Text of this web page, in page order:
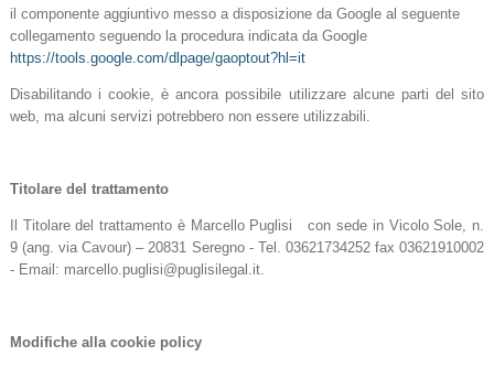
il componente aggiuntivo messo a disposizione da Google al seguente
collegamento seguendo la procedura indicata da Google
https://tools.google.com/dlpage/gaoptout?hl=it
Disabilitando i cookie, è ancora possibile utilizzare alcune parti del sito
web, ma alcuni servizi potrebbero non essere utilizzabili.
Titolare del trattamento
Il Titolare del trattamento è Marcello Puglisi con sede in Vicolo Sole, n.
9 (ang. via Cavour) – 20831 Seregno - Tel. 03621734252 fax 03621910002
- Email: marcello.puglisi@puglisilegal.it.
Modifiche alla cookie policy